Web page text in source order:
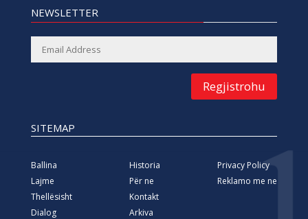
NEWSLETTER
Regjistrohu
SITEMAP
Ballina
Lajme
Thellësisht
Dialog
Historia
Për ne
Kontakt
Arkiva
Privacy Policy
Reklamo me ne